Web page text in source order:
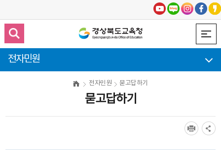
전자민원
전자민원 묻고답하기
묻고답하기